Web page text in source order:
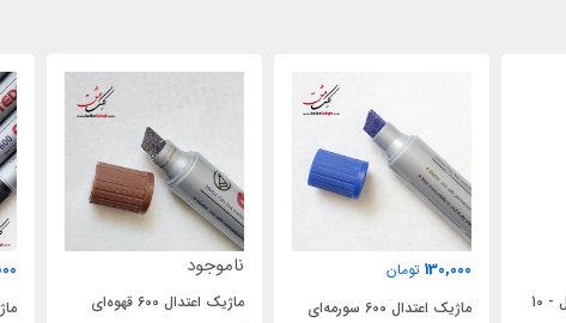
ناموجود
ماژیک اعتدال 600 قهوه‌ای
1,500,000